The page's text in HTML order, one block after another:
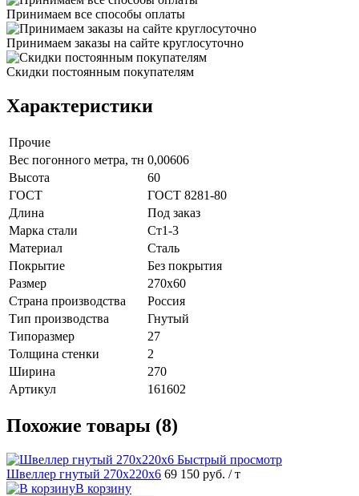
Принимаем все способы оплаты
Принимаем заказы на сайте круглосуточно
Скидки постоянным покупателям
Характеристики
Прочие
Вес погонного метра, тн 0,00606
Высота
60
ГОСТ
ГОСТ 8281-80
Длина
Под заказ
Марка стали
Ст1-3
Материал
Сталь
Покрытие
Без покрытия
Размер
270х60
Страна производства
Россия
Тип производства
Гнутый
Типоразмер
27
Толщина стенки
2
Ширина
270
Артикул
161602
Похожие товары (8)
Быстрый просмотр
Швеллер гнутый 270х220х6 69 150 руб. / т
В корзину